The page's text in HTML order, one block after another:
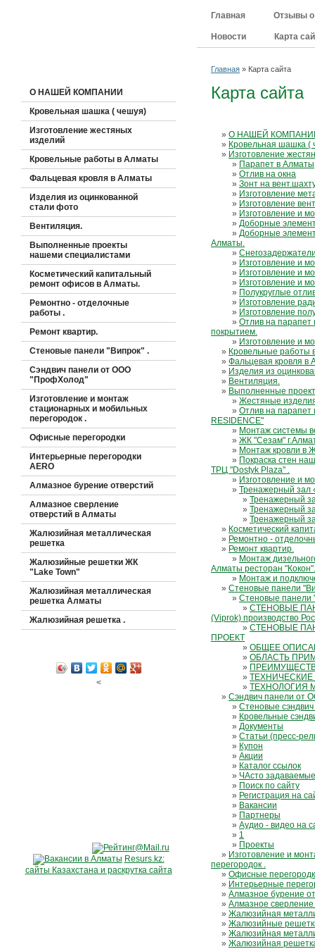
Главная » Карта сайта
Главная Отзывы о
Новости Карта
О НАШЕЙ КОМПАНИИ
Кровельная шашка ( чешуя)
Изготовление жестяных
изделий
Кровельные работы в Алматы
Фальцевая кровля в Алматы
Изделия из оцинкованной
стали фото
Вентиляция.
Выполненные проекты
нашеми специалистами
Косметический капитальный
ремонт офисов в Алматы.
Ремонтно - отделочные
работы .
Ремонт квартир.
Стеновые панели "Випрок" .
Сэндвич панели от ООО
"ПрофХолод"
Изготовление и монтаж
стационарных и мобильных
перегородок .
Офисные перегородки
Интерьерные перегородки
AERO
Алмазное бурение отверстий
Алмазное сверление
отверстий в Алматы
Жалюзийная металлическая
решетка
Жалюзийные решетки ЖК
"Lake Town"
Жалюзийная металлическая
решетка Алматы
Жалюзийная решетка .
<
Resurs.kz:
сайты Казахстана и раскрутка сайта
Карта сайта
» О НАШЕЙ
» Кровельная шашка (
» Изготовление
» Парапет в Алматы
» Отлив на окна
» Зонт на
» Изготовление
» Изготовление
» Изготовление и
» Доборные
» Доборные
Алматы.
»
» Изготовление и
» Изготовление и
» Изготовление и
» Полукруглые
» Изготовление
» Изготовление
» Отлив на парапет
покрытием.
» Изготовление и
» Кровельные работы
» Фальцевая кровля в
» Изделия из
» Вентиляция.
» Выполненные
» Жестяные
» Отлив на парапет
RESIDENCE"
» Монтаж системы
» ЖК "Сезам"
» Монтаж кровли в
» Покраска стен
ТРЦ "Dostyk Plaza" .
» Изготовление и
» Тренажерный зал
» Тренажерный
» Тренажерный
» Тренажерный
» Косметический
» Ремонтно -
» Ремонт квартир.
» Монтаж
Алматы ресторан "Кокон".
» Монтаж и
» Стеновые панели
» Стеновые панели
» СТЕНОВЫЕ
(Viprok) производство
» СТЕНОВЫЕ
ПРОЕКТ
» ОБЩЕЕ
» ОБЛАСТЬ
»
» ТЕХНИЧЕСКИЕ
» ТЕХНОЛОГИЯ
» Сэндвич панели от
» Стеновые
» Кровельные
» Документы
» Статьи (пресс-
» Купон
» Акции
» Каталог ссылок
» ЧАсто
» Поиск по сайту
» Регистрация на
» Вакансии
» Партнеры
» Аудио - видео на
» 1
» Проекты
» Изготовление и
перегородок .
» Офисные
» Интерьерные
» Алмазное бурение
» Алмазное
» Жалюзийная
» Жалюзийные
» Жалюзийная
» Жалюзийная